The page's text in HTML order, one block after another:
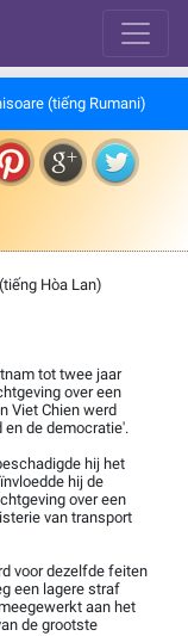
(tiếng Rumani)
Hòa Lan)
tot twee jaar
over een
Viet Chien werd
en de democratie'.
hij het
hij de
over een
van transport
voor dezelfde feiten
een lagere straf
aan het
de grootste